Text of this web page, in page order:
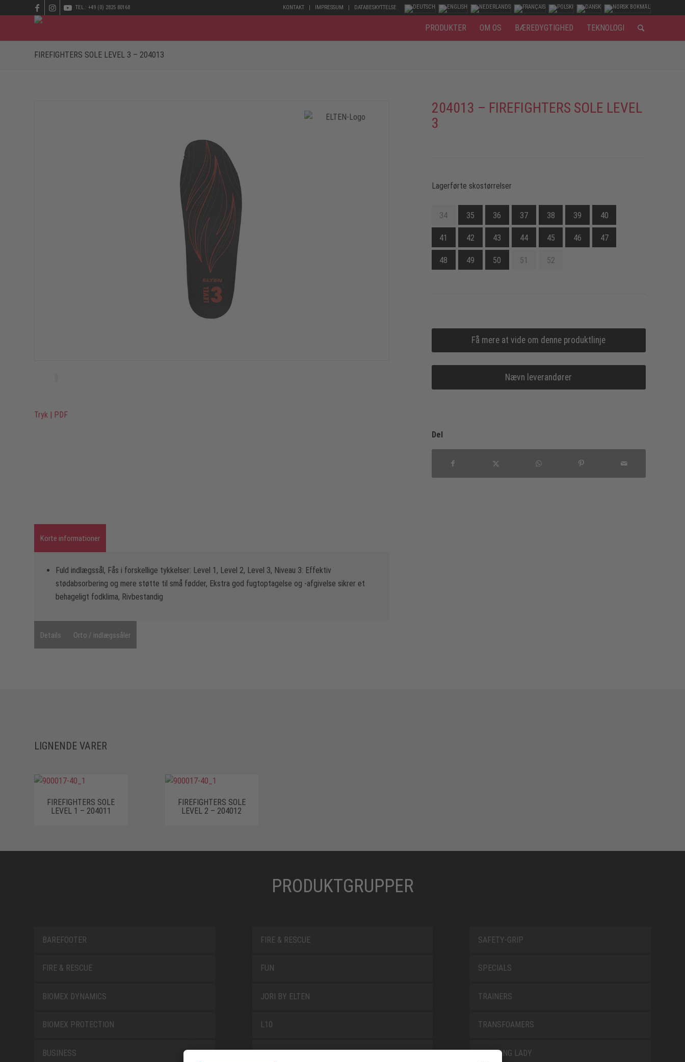
KONTAKT IMPRESSUM DATABESKYTTELSE
TEL.: +49 (0) 2825 80168
PRODUKTER OM OS BÆREDYGTIGHED TEKNOLOGI
FIREFIGHTERS SOLE LEVEL 3 – 204013
Tryk | PDF
204013 – FIREFIGHTERS SOLE LEVEL
3
Lagerførte skostørrelser
34 35 36 37 38 39 40
41 42 43 44 45 46 47
48 49 50 51 52
Få mere at vide om denne produktlinje
Nævn leverandører
Del
Korte informationer
Fuld indlægssål, Fås i forskellige tykkelser: Level 1, Level 2, Level 3, Niveau 3: Effektiv
stødabsorbering og mere støtte til små fødder, Ekstra god fugtoptagelse og -afgivelse sikrer et
behageligt fodklima, Rivbestandig
Details Orto / indlægssåler
LIGNENDE VARER
FIREFIGHTERS SOLE
LEVEL 1 – 204011
FIREFIGHTERS SOLE
LEVEL 2 – 204012
PRODUKTGRUPPER
BAREFOOTER
FIRE & RESCUE
BIOMEX DYNAMICS
BIOMEX PROTECTION
BUSINESS
FIRE & RESCUE
FUN
JORI BY ELTEN
L10
LOWA WORK COLLECTION
SAFETY-GRIP
SPECIALS
TRAINERS
TRANSFOAMERS
TREKKING LADY